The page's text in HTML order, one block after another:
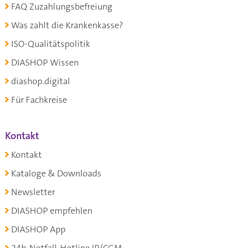
FAQ Zuzahlungsbefreiung
Was zahlt die Krankenkasse?
ISO-Qualitätspolitik
DIASHOP Wissen
diashop.digital
Für Fachkreise
Kontakt
Kontakt
Kataloge & Downloads
Newsletter
DIASHOP empfehlen
DIASHOP App